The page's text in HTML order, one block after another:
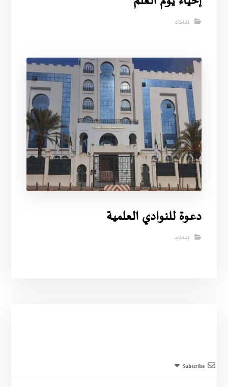
نشاطات
دعوة للنوادي العلمية
نشاطات
Subscribe